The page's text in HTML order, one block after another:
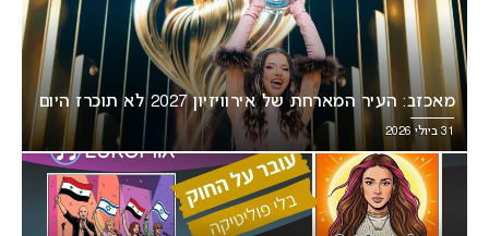
מאכזב: העיר המארחת של אירוויזיון 2027 לא תוכרז היום
31 ביולי 2026